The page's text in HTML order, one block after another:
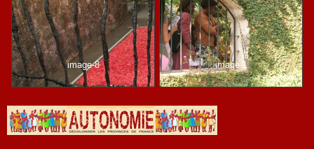
image-8 image-1